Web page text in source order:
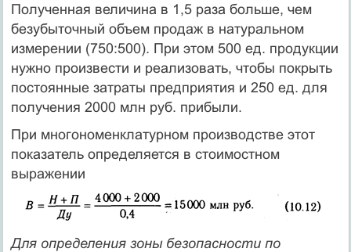
Полученная величина в 1,5 раза больше, чем
безубыточный объем продаж в натуральном
измерении (750:500). При этом 500 ед. продукции
нужно произвести и реализовать, чтобы покрыть
постоянные затраты предприятия и 250 ед. для
получения 2000 млн руб. прибыли.
При многономенклатурном производстве этот
показатель определяется в стоимостном
выражении
Для определения зоны безопасности по